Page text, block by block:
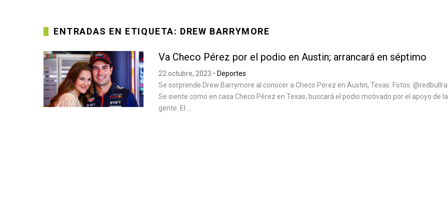
ENTRADAS EN ETIQUETA: DREW BARRYMORE
Va Checo Pérez por el podio en Austin; arrancará en séptimo
22 octubre, 2023 • Deportes
Se sorprende Drew Barrymore al conocer a Checo Pérez en Austin, Texas. Fotos:
Se siente como en casa Checo Pérez en Texas, buscará el podio motivado por el apoyo de la
gente. El ...